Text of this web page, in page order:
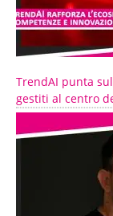
TrendAI punta
gestiti al centro